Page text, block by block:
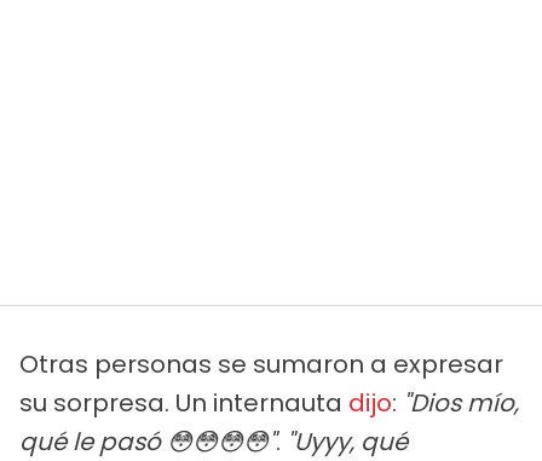
Otras personas se sumaron a expresar
su sorpresa. Un internauta dijo: "Dios mío,
qué le pasó 😳😳😳😳". "Uyyy, qué